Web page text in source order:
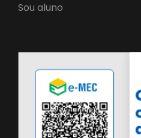
Sou aluno